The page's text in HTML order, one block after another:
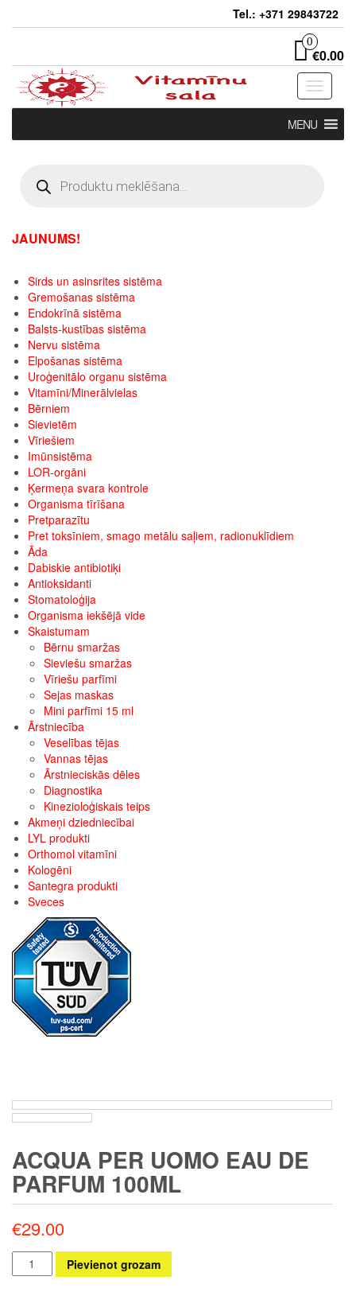
Tel.: +371 29843722
0
€0.00
Toggle
MENU
search
JAUNUMS!
Sirds un asinsrites sistēma
Gremošanas sistēma
Endokrīnā sistēma
Balsts-kustības sistēma
Nervu sistēma
Elpošanas sistēma
Uroģenitālo organu sistēma
Vitamīni/Minerālvielas
Bērniem
Sievietēm
Vīriešiem
Imūnsistēma
LOR-orgāni
Ķermeņa svara kontrole
Organisma tīrīšana
Pretparazītu
Pret toksīniem, smago metālu saļiem, radionuklīdiem
Āda
Dabiskie antibiotiķi
Antioksidanti
Stomatoloģija
Organisma iekšējā vide
Skaistumam
Bērnu smaržas
Sieviešu smaržas
Vīriešu parfīmi
Sejas maskas
Mini parfīmi 15 ml
Ārstniecība
Veselības tējas
Vannas tējas
Ārstnieciskās dēles
Diagnostika
Kinezioloģiskais teips
Akmeņi dziedniecībai
LYL produkti
Orthomol vitamīni
Kologēni
Santegra produkti
Sveces
ACQUA PER UOMO EAU DE
PARFUM 100ML
€29.00
Acqua
per
Pievienot grozam